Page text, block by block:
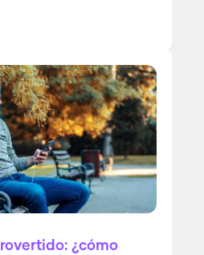
¿cómo